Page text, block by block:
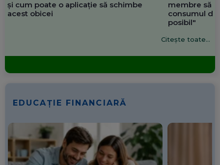
și cum poate o aplicație să schimbe
acest obicei
membre să
consumul de
posibil"
Citește toate...
EDUCAȚIE FINANCIARĂ